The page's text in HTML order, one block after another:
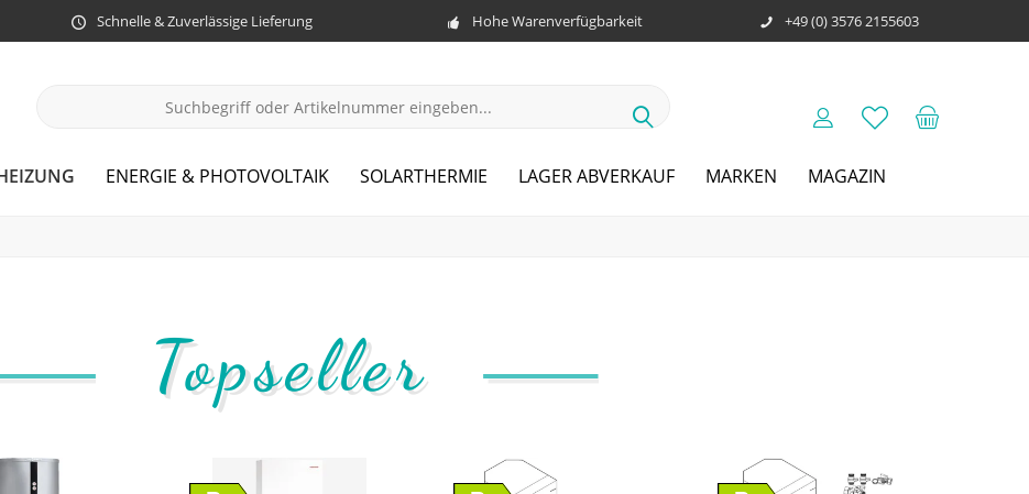
Schnelle & Zuverlässige Lieferung Hohe Warenverfügbarkeit +49 (0) 3576 2155603
ENERGIE & PHOTOVOLTAIK SOLARTHERMIE LAGER ABVERKAUF MARKEN MAGAZIN
Topseller